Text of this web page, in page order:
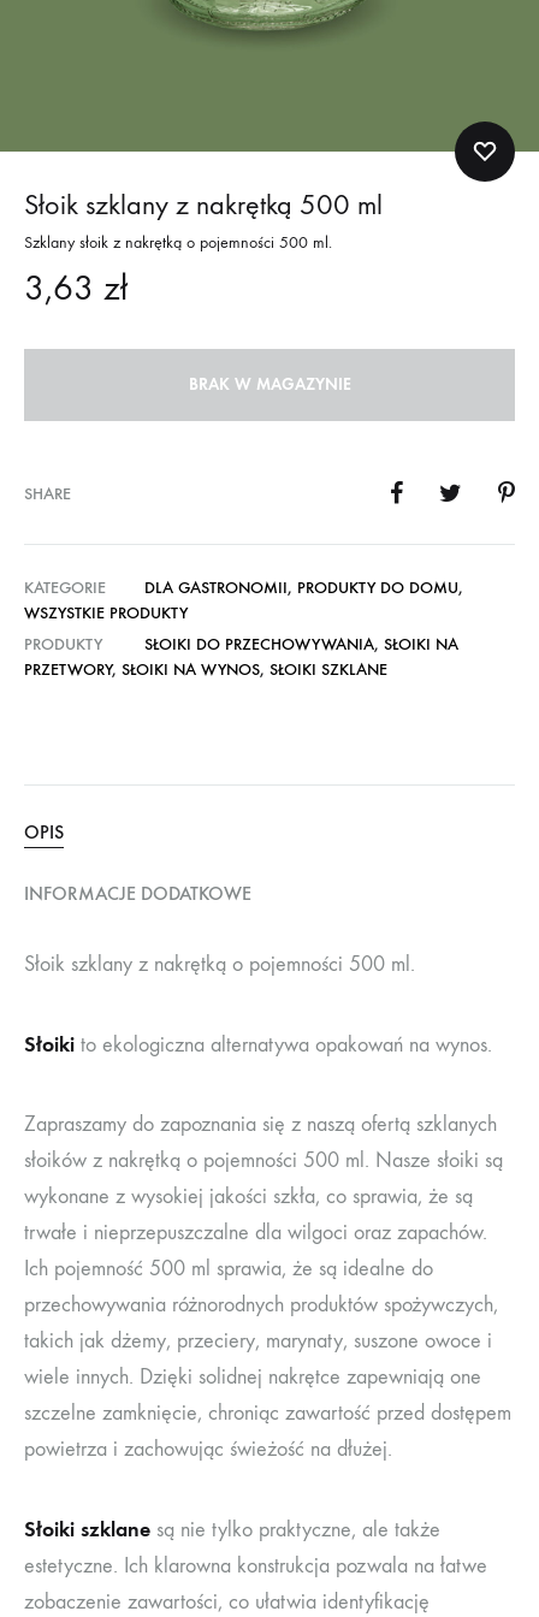
Słoik szklany z nakrętką 500 ml
Szklany słoik z nakrętką o pojemności 500 ml.
3,63 zł
BRAK W MAGAZYNIE
SHARE
KATEGORIE DLA GASTRONOMII, PRODUKTY DO DOMU,
WSZYSTKIE PRODUKTY
PRODUKTY
SŁOIKI DO PRZECHOWYWANIA, SŁOIKI NA
PRZETWORY, SŁOIKI NA WYNOS, SŁOIKI SZKLANE
OPIS
INFORMACJE DODATKOWE
Słoik szklany z nakrętką o pojemności 500 ml.
Słoiki to ekologiczna alternatywa opakowań na wynos.
Zapraszamy do zapoznania się z naszą ofertą szklanych
słoików z nakrętką o pojemności 500 ml. Nasze słoiki są
wykonane z wysokiej jakości szkła, co sprawia, że są
trwałe i nieprzepuszczalne dla wilgoci oraz zapachów.
Ich pojemność 500 ml sprawia, że są idealne do
przechowywania różnorodnych produktów spożywczych,
takich jak dżemy, przeciery, marynaty, suszone owoce i
wiele innych. Dzięki solidnej nakrętce zapewniają one
szczelne zamknięcie, chroniąc zawartość przed dostępem
powietrza i zachowując świeżość na dłużej.
Słoiki szklane są nie tylko praktyczne, ale także
estetyczne. Ich klarowna konstrukcja pozwala na łatwe
zobaczenie zawartości, co ułatwia identyfikację